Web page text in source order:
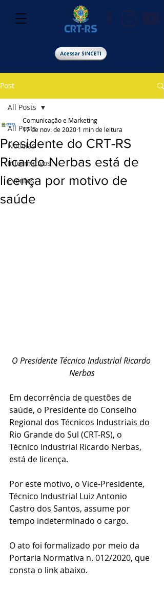
Post
All Posts
Notícias
Informativos
Eventos
All Posts
Presidente do CRT-RS
Ricardo Nerbas está de
licença por motivo de
saúde
Comunicação e Marketing
17 de nov. de 2020 1 min de leitura
O Presidente Técnico Industrial Ricardo
Nerbas
Em decorrência de questões de
saúde, o Presidente do Conselho
Regional dos Técnicos Industriais do
Rio Grande do Sul (CRT-RS), o
Técnico Industrial Ricardo Nerbas,
está de licença.
Por este motivo, o Vice-Presidente,
Técnico Industrial Luiz Antonio
Castro dos Santos, assume por
tempo indeterminado o cargo.
O ato foi formalizado por meio da
Portaria Normativa n. 012/2020, que
consta o link abaixo.